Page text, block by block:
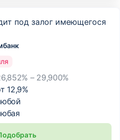
под залог имеющегося
– 29,900%
12,9%